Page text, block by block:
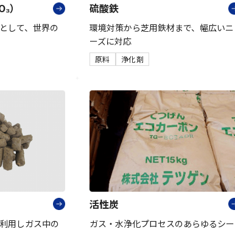
）
して、世界の
硫酸鉄
環境対策から芝用鉄材まで、幅広いニ
ーズに対応
原料 浄化剤
用しガス中の
活性炭
ガス・水浄化プロセスのあらゆるシー